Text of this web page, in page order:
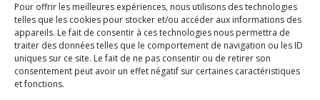
Pour offrir les meilleures expériences, nous utilisons des technologies
telles que les cookies pour stocker et/ou accéder aux informations des
appareils. Le fait de consentir à ces technologies nous permettra de
traiter des données telles que le comportement de navigation ou les ID
uniques sur ce site. Le fait de ne pas consentir ou de retirer son
consentement peut avoir un effet négatif sur certaines caractéristiques
et fonctions.